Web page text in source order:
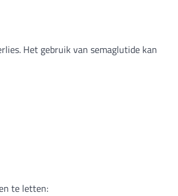
Het gebruik van semaglutide kan
te letten: